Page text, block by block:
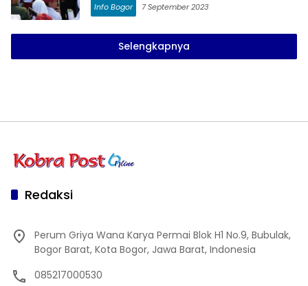
Info Bogor 7 September 2023
Selengkapnya
Redaksi
Perum Griya Wana Karya Permai Blok H1 No.9, Bubulak,
Bogor Barat, Kota Bogor, Jawa Barat, Indonesia
085217000530